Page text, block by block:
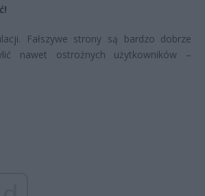
Fałszywe strony są bardzo dobrze
nawet ostrożnych użytkowników –